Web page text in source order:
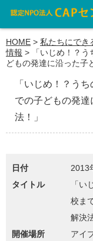
HOME > 私たちにでき
情報 >
「いじめ！？
どもの発達に沿った子
「いじめ！？う
での子どもの発
法！」
日付
2013
タイトル
「
校ま
解決
開催場所
アイ